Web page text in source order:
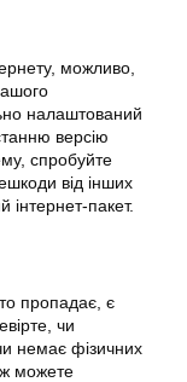
можливо,
налаштований
версію
спробуйте
від інших
пакет.
пропадає, є
чи
немає фізичних
можете